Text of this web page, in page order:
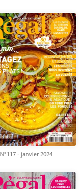
N°117 - janvier 2024